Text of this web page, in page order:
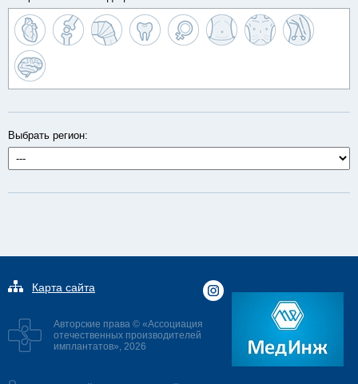
Выбрать регион:
Карта сайта
Авторские права © «Ассоциация
отечественных производителей
имплантатов», 2026